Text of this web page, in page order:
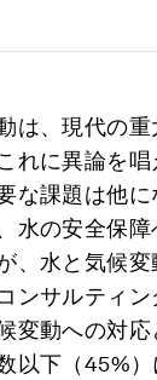
は、現代の
れに異論を
な課題は他
水の安全保
、水と気候
ンサルティ
変動への対
以下（45%